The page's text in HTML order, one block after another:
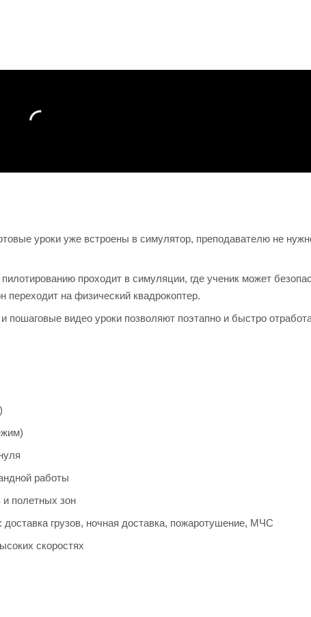
уроки уже встроены в симулятор, преподавателю не
проходит в симуляции, где ученик может
переходит на физический квадрокоптер.
пошаговые видео уроки позволяют поэтапно и быстро
работы
и полетных зон
грузов, ночная доставка, пожаротушение, МЧС
скоростях